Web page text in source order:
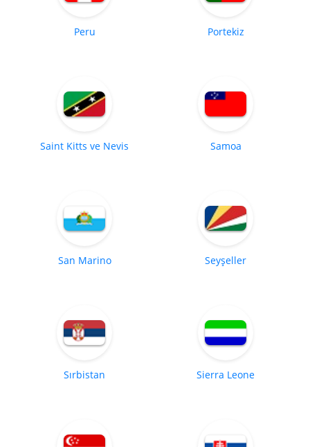
Peru Portekiz
Saint Kitts ve Nevis Samoa
San Marino Seyşeller
Sırbistan Sierra Leone